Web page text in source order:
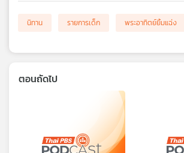
นิทาน รายการเด็ก พระอาทิตย์ยิ้มแฉ่ง
ตอนถัดไป